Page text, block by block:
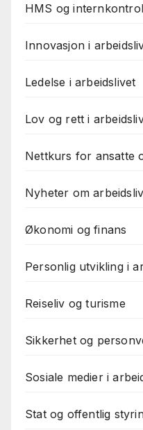
HMS og
Innovasjon i
Ledelse i arbeidslivet
Lov og rett i
Nettkurs for ansatte
Nyheter om
Økonomi og finans
Personlig utvikling i
Reiseliv og turisme
Sikkerhet og
Sosiale medier i
Stat og offentlig